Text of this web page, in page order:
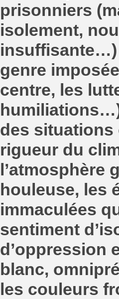
prisonniers
isolement,
insuffisante…)
genre
centre, les
des situations
rigueur du
l’atmosphère
houleuse, les
immaculées
sentiment
d’oppression
blanc,
les couleurs